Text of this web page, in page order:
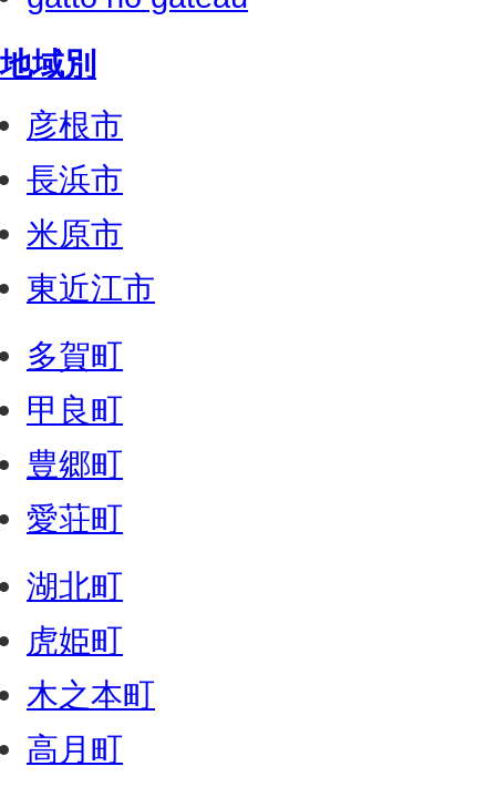
地域別
彦根市
長浜市
米原市
東近江市
多賀町
甲良町
豊郷町
愛荘町
湖北町
虎姫町
木之本町
高月町